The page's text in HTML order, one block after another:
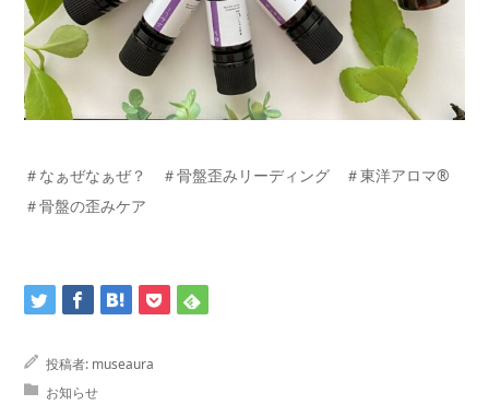
＃なぁぜなぁぜ？ ＃骨盤歪みリーディング ＃東洋アロマ®
＃骨盤の歪みケア
投稿者: museaura
お知らせ